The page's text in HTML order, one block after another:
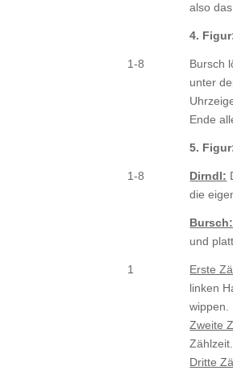
also
4.
1-8
Bursch
unter
Ende
5.
1-8 Dirndl:
die
Bursch:
und
1 Erste
linken
wippen.
Zweite
Zählzeit.
Dritte